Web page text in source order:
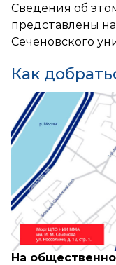
Сведения об
представлены
Сеченовского
Как
На